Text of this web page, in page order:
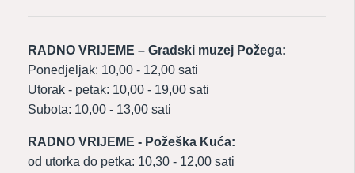
RADNO VRIJEME – Gradski muzej Požega:
Ponedjeljak: 10,00 - 12,00 sati
Utorak - petak: 10,00 - 19,00 sati
Subota: 10,00 - 13,00 sati
RADNO VRIJEME - Požeška Kuća:
od utorka do petka: 10,30 - 12,00 sati